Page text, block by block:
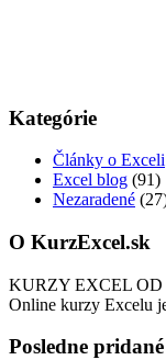
Kategórie
Články o Exceli
Excel blog (91)
Nezaradené
O KurzExcel.sk
KURZY EXCEL
Online kurzy Excelu
Posledne